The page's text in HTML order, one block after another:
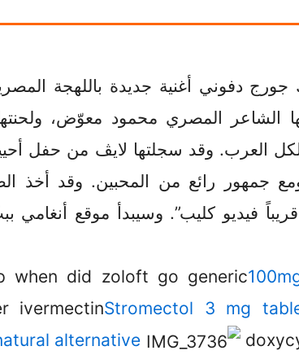
جورج دفوني أغنية جديدة باللهجة
الشاعر المصري محمود معوّض،
لكل العرب. وقد سجلتها لايڤ من حفل
جمهور رائع من المحبين. وقد أخذ
فيديو كليب”. وسيبدأ موقع أنغامي
when did zoloft go generic
ivermectinStromectol 3 mg
alternative